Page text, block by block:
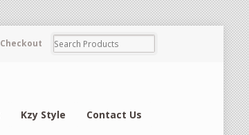
Checkout
Kzy Style Contact Us